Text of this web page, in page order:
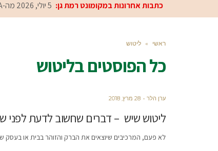
כתבות אחרונות במקומונט רמת גן: 5 יולי, 2026 מה-NBA למרכז הפיתוח ברמת גן: עומרי כספי במפגש הוקרה מיוחד
ראשי » ליטוש
כל הפוסטים בליטוש
ערן הלר 28 מרץ, 2018
ליטוש שיש – דברים שחשוב לדעת
לא פעם, המרכיבים שיוצאים את הברק והזוהר בבית או בעסק